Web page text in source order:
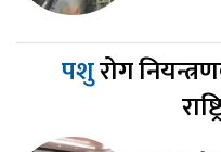
पशुरोग